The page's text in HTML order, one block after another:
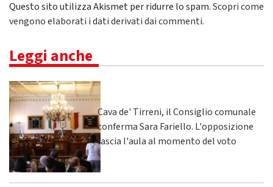
Questo sito utilizza Akismet per ridurre lo spam.Scopri come
vengono elaborati i dati derivati dai commenti.
Leggi anche
Cava de' Tirreni, il Consiglio comunale
conferma Sara Fariello. L'opposizione
lascia l'aula al momento del voto